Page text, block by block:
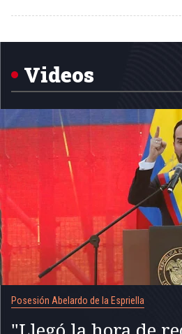
Videos
Posesión Abelardo de la Espriella